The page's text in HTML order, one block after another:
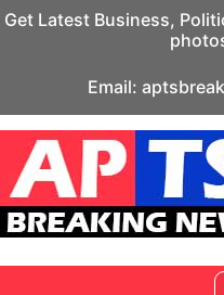
Get Latest Business,
Email: